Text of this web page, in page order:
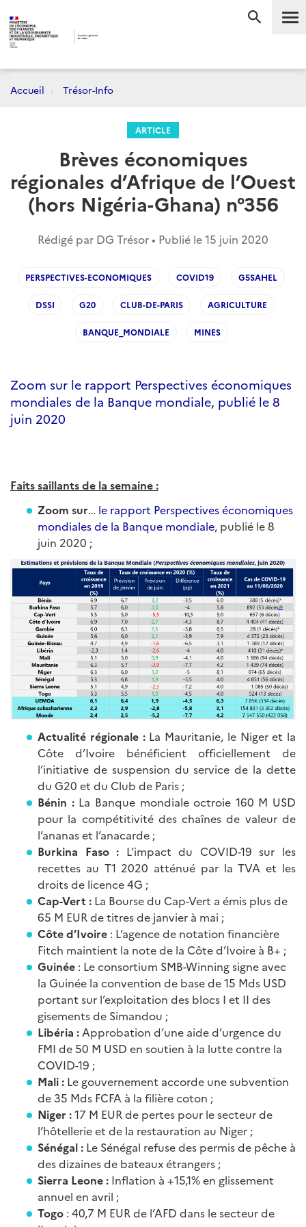
Accueil Trésor-Info
ARTICLE
Brèves économiques
régionales d’Afrique de l’Ouest
(hors Nigéria-Ghana) n°356
Rédigé par DG Trésor • Publié le15 juin 2020
PERSPECTIVES-ECONOMIQUES COVID19 G5SAHEL
DSSI G20 CLUB-DE-PARIS AGRICULTURE
BANQUE_MONDIALE MINES
Zoom sur le rapport Perspectives économiques
mondiales de la Banque mondiale, publié le 8
juin 2020
Faits saillants de la semaine :
Zoom sur… le rapport Perspectives économiques
mondiales de la Banque mondiale, publié le 8
juin 2020 ;
Actualité régionale : La Mauritanie, le Niger et la
Côte d’Ivoire bénéficient officiellement de
l’initiative de suspension du service de la dette
du G20 et du Club de Paris ;
Bénin : La Banque mondiale octroie 160 M USD
pour la compétitivité des chaînes de valeur de
l’ananas et l’anacarde ;
Burkina Faso : L’impact du COVID-19 sur les
recettes au T1 2020 atténué par la TVA et les
droits de licence 4G ;
Cap-Vert : La Bourse du Cap-Vert a émis plus de
65 M EUR de titres de janvier à mai ;
Côte d’Ivoire : L’agence de notation financière
Fitch maintient la note de la Côte d’Ivoire à B+ ;
Guinée : Le consortium SMB-Winning signe avec
la Guinée la convention de base de 15 Mds USD
portant sur l’exploitation des blocs I et II des
gisements de Simandou ;
Libéria : Approbation d’une aide d’urgence du
FMI de 50 M USD en soutien à la lutte contre la
COVID-19 ;
Mali : Le gouvernement accorde une subvention
de 35 Mds FCFA à la filière coton ;
Niger :17 M EUR de pertes pour le secteur de
l’hôtellerie et de la restauration au Niger ;
Sénégal : Le Sénégal refuse des permis de pêche à
des dizaines de bateaux étrangers ;
Sierra Leone : Inflation à +15,1% en glissement
annuel en avril ;
Togo : 40,7 M EUR de l’AFD dans le secteur de